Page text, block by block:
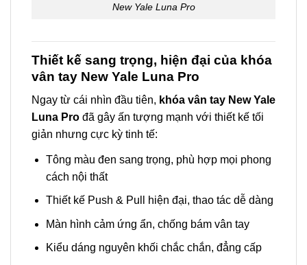
New Yale Luna Pro
Thiết kế sang trọng, hiện đại của khóa
vân tay New Yale Luna Pro
Ngay từ cái nhìn đầu tiên, khóa vân tay New Yale
Luna Pro đã gây ấn tượng mạnh với thiết kế tối
giản nhưng cực kỳ tinh tế:
Tông màu đen sang trọng, phù hợp mọi phong
cách nội thất
Thiết kế Push & Pull hiện đại, thao tác dễ dàng
Màn hình cảm ứng ẩn, chống bám vân tay
Kiểu dáng nguyên khối chắc chắn, đẳng cấp